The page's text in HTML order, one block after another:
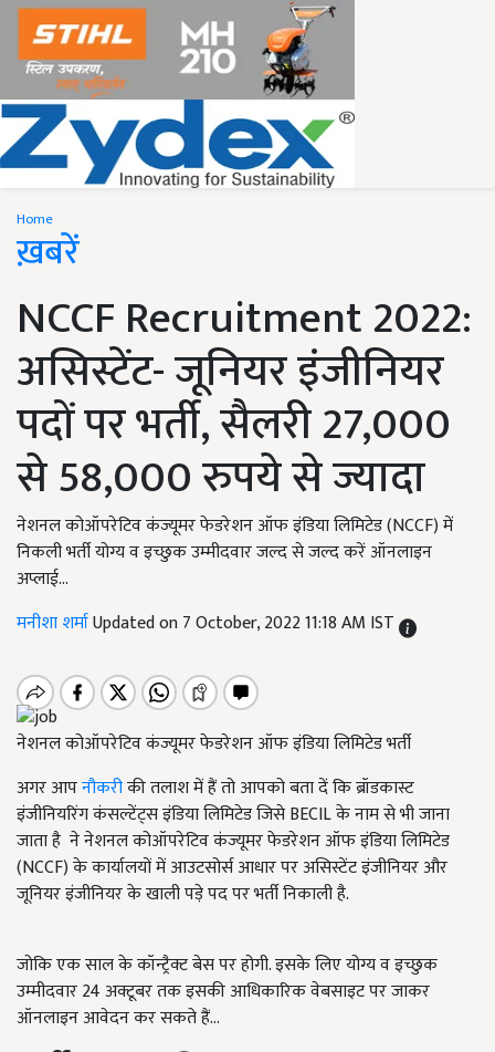
Home
ख़बरें
NCCF Recruitment 2022:
असिस्टेंट- जूनियर इंजीनियर
पदों पर भर्ती, सैलरी 27,000
से 58,000 रुपये से ज्यादा
नेशनल कोऑपरेटिव कंज्यूमर फेडरेशन ऑफ इंडिया लिमिटेड (NCCF) में
निकली भर्ती योग्य व इच्छुक उम्मीदवार जल्द से जल्द करें ऑनलाइन
अप्लाई...
मनीशा शर्माUpdated on 7 October, 2022 11:18 AM IST
नेशनल कोऑपरेटिव कंज्यूमर फेडरेशन ऑफ इंडिया लिमिटेड भर्ती
अगर आपनौकरीकी तलाश में हैं तो आपको बता दें कि ब्रॉडकास्ट
इंजीनियरिंग कंसल्टेंट्स इंडिया लिमिटेड जिसे BECIL के नाम से भी जाना
जाता है ने नेशनल कोऑपरेटिव कंज्यूमर फेडरेशन ऑफ इंडिया लिमिटेड
(NCCF) के कार्यालयों में आउटसोर्स आधार पर असिस्टेंट इंजीनियर और
जूनियर इंजीनियर के खाली पड़े पद पर भर्ती निकाली है.
जोकि एक साल के कॉन्ट्रैक्ट बेस पर होगी. इसके लिए योग्य व इच्छुक
उम्मीदवार 24 अक्टूबर तक इसकी आधिकारिक वेबसाइट पर जाकर
ऑनलाइन आवेदन कर सकते हैं...